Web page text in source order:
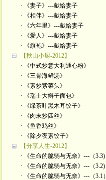
· 《妻子》---献给妻子
· 《相伴》---献给妻子
· 《六年里》---献给妻子
· 《爱人》---献给妻子
· 《旗袍》---献给妻子
【秋山小厨-2012】
· 《中式炒意大利通心粉》
· 《三骨海鲜汤》
· 《素炒紫菜头》
· 《瑞士大辫子面包》
· 《绿茶叶黑木耳饺子》
· 《肉末炒四丝》
· 《鱼香鸡丝》
· 《除夕夜素饺子》
【分享人生-2012】
· 《生命的脆弱与无奈》---（3.3)
· 《生命的脆弱与无奈》---（3.2)
· 《生命的脆弱与无奈》---（3.1）